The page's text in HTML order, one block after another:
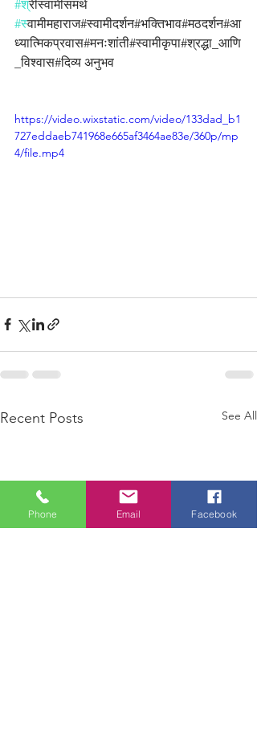
#श्रीस्वामीसमर्थ
#स्वामीमहाराज#स्वामीदर्शन#भक्तिभाव#मठदर्शन#आ
ध्यात्मिकप्रवास#मनःशांती#स्वामीकृपा#श्रद्धा_आणि
_विश्वास#दिव्य अनुभव
https://video.wixstatic.com/video/133dad_b1
727eddaeb741968e665af3464ae83e/360p/mp
4/file.mp4
Recent Posts See All
Phone Email Facebook